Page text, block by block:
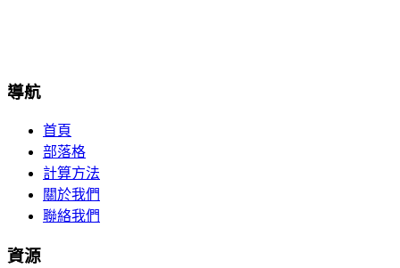
導航
首頁
部落格
計算方法
關於我們
聯絡我們
資源